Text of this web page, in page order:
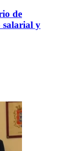
de
salarial y